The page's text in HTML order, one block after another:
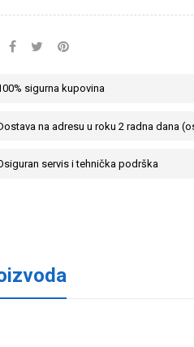
sigurna kupovina
na adresu u roku 2 radna dana
servis i tehnička podrška